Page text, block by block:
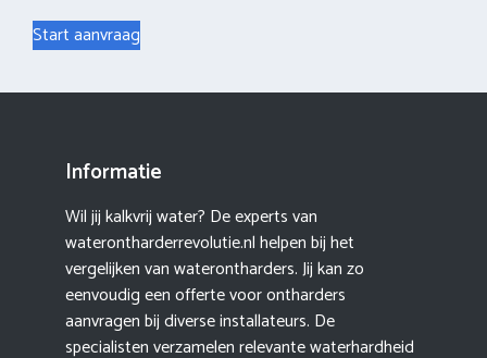
Start aanvraag
Informatie
Wil jij kalkvrij water? De experts van
waterontharderrevolutie.nl helpen bij het
vergelijken van waterontharders. Jij kan zo
eenvoudig een offerte voor ontharders
aanvragen bij diverse installateurs. De
specialisten verzamelen relevante waterhardheid